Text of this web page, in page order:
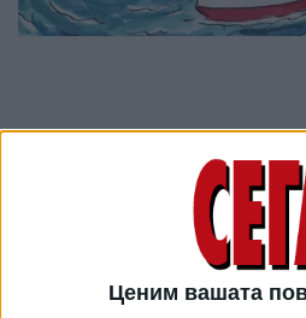
Ценим вашата